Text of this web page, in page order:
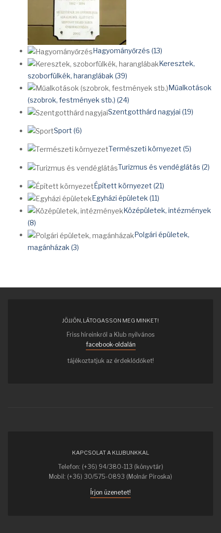
Hagyományőrzés (13)
Keresztek,
szoborfülkék, haranglábak (39)
Műalkotások
(szobrok, festmények stb.) (24)
Szentgotthárd nagyjai (19)
Sport (6)
Természeti környezet (5)
Turizmus és vendéglátás (2)
Épített környezet (21)
Egyházi épületek (11)
Középületek, intézmények
(8)
Polgári épületek,
magánházak (3)
JÖJJÖN, LÁTOGASSON MEG MINKET!
Friss híreinkről a Klub nyilvános
facebook-oldalán
tájékoztatjuk az érdeklődőket!
KAPCSOLAT A KLUBUNKKAL
Telefon: (+36) 94/380-113 (könyvtár)
Mobil: (+36) 30/575-0893 (Molnár Piroska)
Írjon üzenetet!